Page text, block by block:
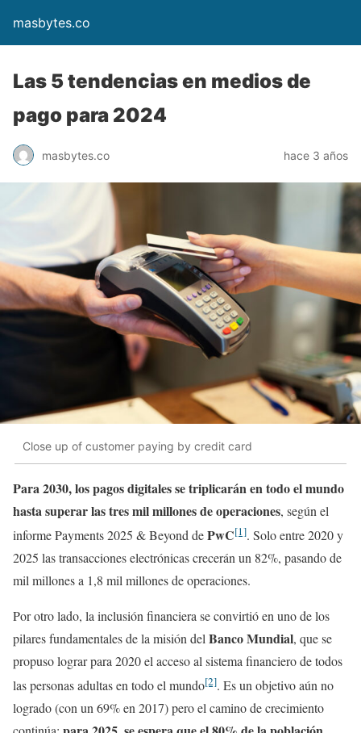
masbytes.co
Las 5 tendencias en medios de
pago para 2024
masbytes.co hace 3 años
Close up of customer paying by credit card
Para 2030, los pagos digitales se triplicarán en todo el mundo
hasta superar las tres mil millones de operaciones, según el
informe Payments 2025 & Beyond dePwC[1]. Solo entre 2020 y
2025 las transacciones electrónicas crecerán un 82%, pasando de
mil millones a 1,8 mil millones de operaciones.
Por otro lado, la inclusión financiera se convirtió en uno de los
pilares fundamentales de la misión del Banco Mundial, que se
propuso lograr para 2020 el acceso al sistema financiero de todos
las personas adultas en todo el mundo[2]. Es un objetivo aún no
logrado (con un 69% en 2017) pero el camino de crecimiento